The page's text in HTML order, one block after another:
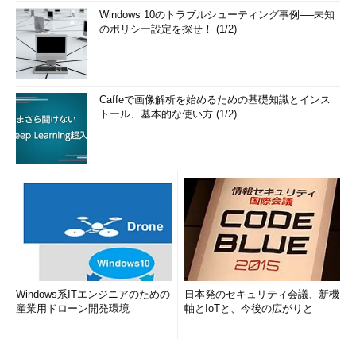
Windows 10のトラブルシューティング事例──未知
のポリシー設定を探せ！ (1/2)
Caffeで画像解析を始めるための基礎知識とインス
トール、基本的な使い方 (1/2)
Windows系ITエンジニアのための
産業用ドローン開発環境
日本発のセキュリティ会議、新機
軸とIoTと、今後の広がりと